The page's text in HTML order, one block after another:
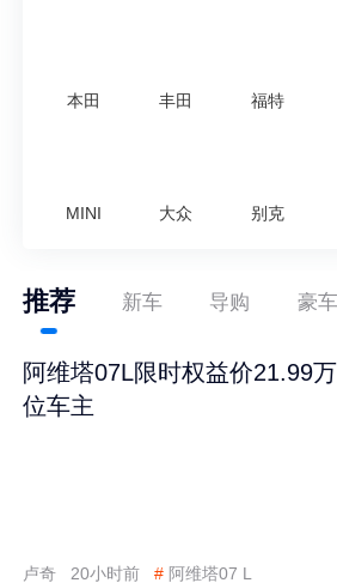
本田 丰田 福特
MINI 大众 别克
推荐 新车 导购 豪车
阿维塔07L限时权益价21.99
位车主
卢奇 20小时前 # 阿维塔07 L